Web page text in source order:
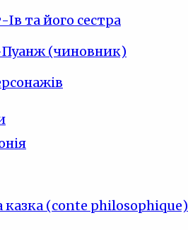
та його сестра
(чиновник)
казка (conte philosophique)